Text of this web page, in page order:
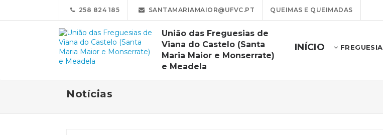
258 824 185 SANTAMARIAMAIOR@UFVC.PT QUEIMAS E QUEIMADAS
União das Freguesias de
Viana do Castelo (Santa
Maria Maior e Monserrate)
e Meadela
INÍCIO FREGUESIA
Notícias